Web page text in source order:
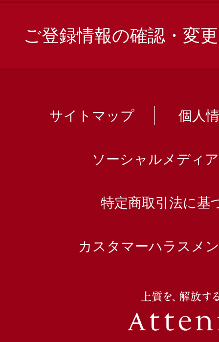
ご登録情報の確認・変更
サイトマップ 個人
ソーシャルメディ
特定商取引法に基
カスタマーハラスメ